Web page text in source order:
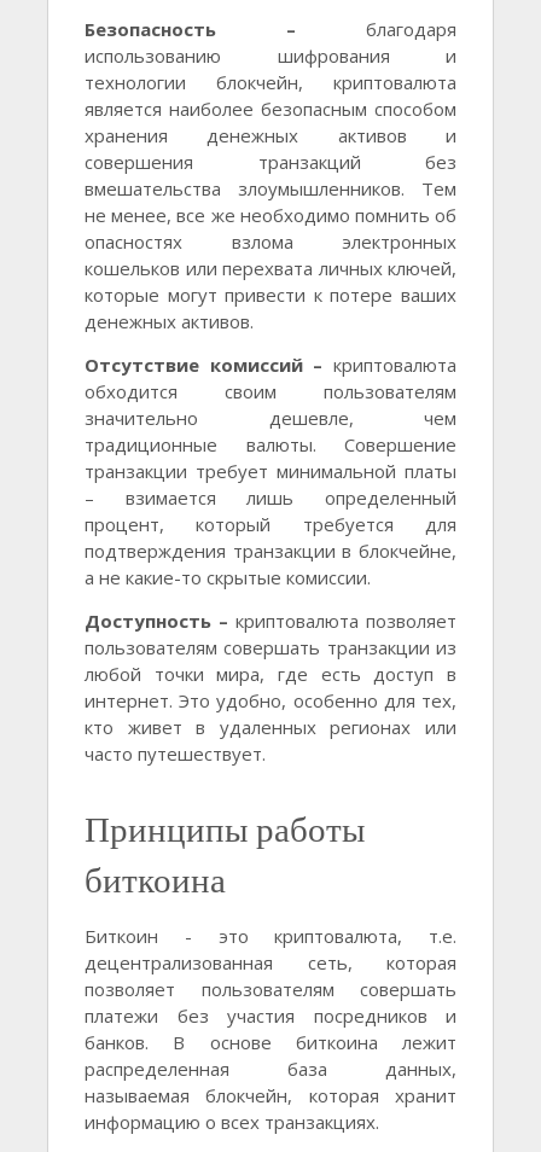
Безопасность – благодаря
использованию шифрования и
технологии блокчейн, криптовалюта
является наиболее безопасным способом
хранения денежных активов и
совершения транзакций без
вмешательства злоумышленников. Тем
не менее, все же необходимо помнить об
опасностях взлома электронных
кошельков или перехвата личных ключей,
которые могут привести к потере ваших
денежных активов.
Отсутствие комиссий – криптовалюта
обходится своим пользователям
значительно дешевле, чем
традиционные валюты. Совершение
транзакции требует минимальной платы
– взимается лишь определенный
процент, который требуется для
подтверждения транзакции в блокчейне,
а не какие-то скрытые комиссии.
Доступность – криптовалюта позволяет
пользователям совершать транзакции из
любой точки мира, где есть доступ в
интернет. Это удобно, особенно для тех,
кто живет в удаленных регионах или
часто путешествует.
Принципы работы
биткоина
Биткоин - это криптовалюта, т.е.
децентрализованная сеть, которая
позволяет пользователям совершать
платежи без участия посредников и
банков. В основе биткоина лежит
распределенная база данных,
называемая блокчейн, которая хранит
информацию о всех транзакциях.